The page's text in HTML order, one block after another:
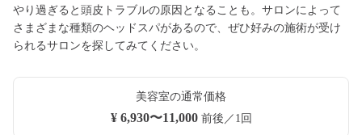
やり過ぎると頭皮トラブルの原因となることも。サロンによって
さまざまな種類のヘッドスパがあるので、ぜひ好みの施術が受け
られるサロンを探してみてください。
美容室の通常価格
¥ 6,930〜11,000前後／1回